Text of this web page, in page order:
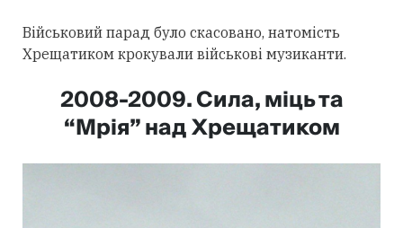
Військовий парад було скасовано, натомість
Хрещатиком крокували військові музиканти.
2008-2009. Сила, міць та
“Мрія” над Хрещатиком